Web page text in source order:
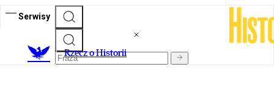
Serwisy
Rzecz o Historii